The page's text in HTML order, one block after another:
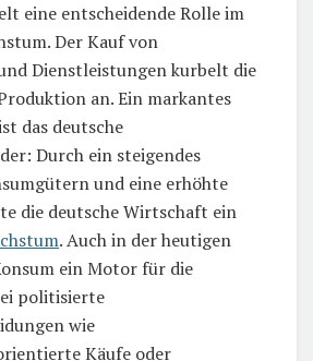
eine entscheidende Rolle im
Der Kauf von
Dienstleistungen kurbelt die
an. Ein markantes
das deutsche
Durch ein steigendes
und eine erhöhte
die deutsche Wirtschaft ein
. Auch in der heutigen
ein Motor für die
politisierte
wie
Käufe oder